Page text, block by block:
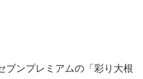
ブンプレミアムの「彩り大根